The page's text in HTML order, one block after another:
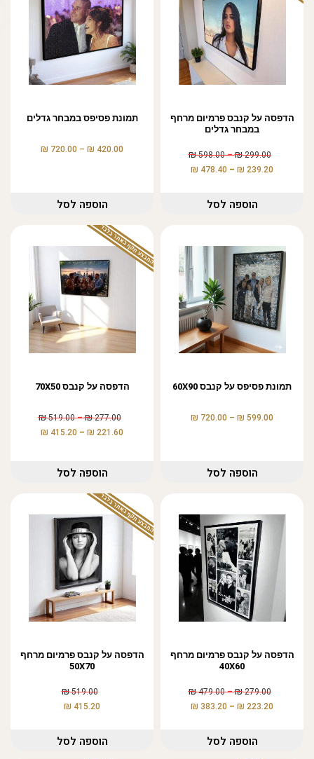
הדפסה על קנבס פרמיום מרחף
במבחר גדלים
299.00
₪
–
598.00
₪
239.20
₪
–
478.40
₪
הוספה לסל
תמונת פסיפס במבחר גדלים
420.00
₪
–
720.00
₪
הוספה לסל
תמונת פסיפס על קנבס 60X90
599.00
₪
–
720.00
₪
הוספה לסל
המבצע תקף באתר בלבד
הדפסה על קנבס 70X50
277.00
₪
–
519.00
₪
221.60
₪
–
415.20
₪
הוספה לסל
הדפסה על קנבס פרמיום מרחף
40X60
279.00
₪
–
479.00
₪
223.20
₪
–
383.20
₪
הוספה לסל
המבצע תקף באתר בלבד
הדפסה על קנבס פרמיום מרחף
50X70
519.00
₪
415.20
₪
הוספה לסל